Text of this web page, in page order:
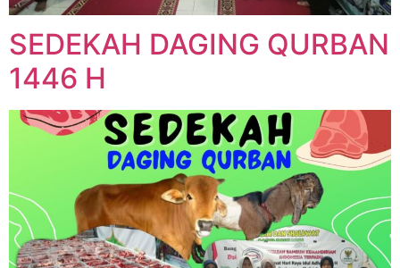
SEDEKAH DAGING QURBAN
1446 H